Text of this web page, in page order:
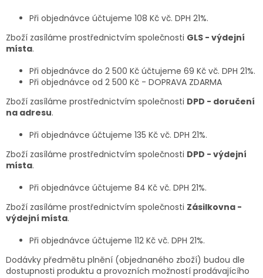
Při objednávce účtujeme 108 Kč vč. DPH 21%.
Zboží zasíláme prostřednictvím společnosti GLS - výdejní
místa.
Při objednávce do 2 500 Kč účtujeme 69 Kč vč. DPH 21%.
Při objednávce od 2 500 Kč - DOPRAVA ZDARMA
Zboží zasíláme prostřednictvím společnosti DPD - doručení
na adresu.
Při objednávce účtujeme 135 Kč vč. DPH 21%.
Zboží zasíláme prostřednictvím společnosti DPD - výdejní
místa.
Při objednávce účtujeme 84 Kč vč. DPH 21%.
Zboží zasíláme prostřednictvím společnosti Zásilkovna -
výdejní místa.
Při objednávce účtujeme 112 Kč vč. DPH 21%.
Dodávky předmětu plnění (objednaného zboží) budou dle
dostupnosti produktu a provozních možností prodávajícího